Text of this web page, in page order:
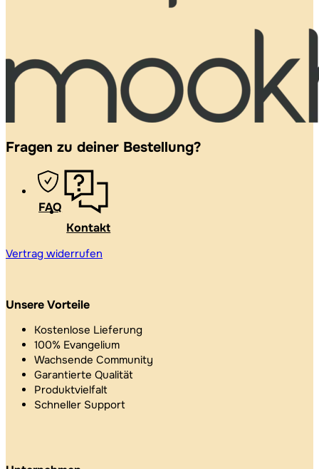
Fragen zu deiner Bestellung?
FAQ
Kontakt
Vertrag widerrufen
Unsere Vorteile
Kostenlose Lieferung
100% Evangelium
Wachsende Community
Garantierte Qualität
Produktvielfalt
Schneller Support